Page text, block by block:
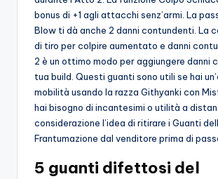
bonus di +1 agli attacchi senz’armi. La
Blow ti dà anche 2 danni contundenti. La
di tiro per colpire aumentato e danni
2 è un ottimo modo per aggiungere danni
tua build. Questi guanti sono utili se hai
mobilità usando la razza Githyanki con
hai bisogno di incantesimi o utilità a
considerazione l’idea di ritirare i Guanti
Frantumazione dal venditore prima di
5 guanti difettosi del